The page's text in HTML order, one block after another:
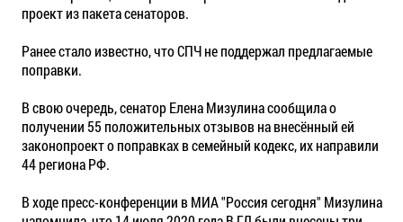
проект из пакета сенаторов.
Ранее стало известно, что СПЧ не поддержал предлагаемые
поправки.
В свою очередь, сенатор Елена Мизулина сообщила о
получении 55 положительных отзывов на внесённый ей
законопроект о поправках в семейный кодекс, их направили
44 региона РФ.
В ходе пресс-конференции в МИА "Россия сегодня" Мизулина